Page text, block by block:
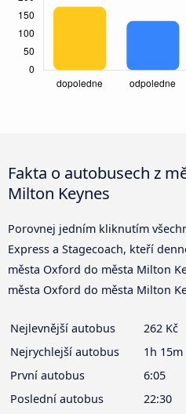
Fakta o autobusech z
Milton Keynes
Porovnej jedním kliknutím
Express a Stagecoach, kteří
města Oxford do města Milton
města Oxford do města Milton
Nejlevnější autobus
262 Kč
Nejrychlejší autobus
1h 15m
První autobus
6:05
Poslední autobus
22:30